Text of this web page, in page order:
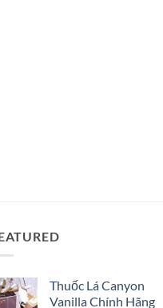
Thuốc Lá Canyon
Vanilla Chính Hãng